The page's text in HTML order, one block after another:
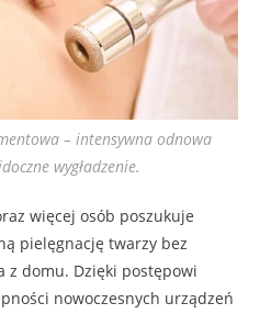
– intensywna odnowa
wygładzenie.
więcej osób poszukuje
pielęgnację twarzy bez
z domu. Dzięki postępowi
nowoczesnych urządzeń